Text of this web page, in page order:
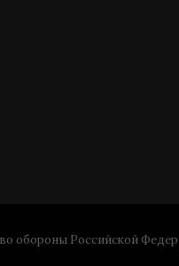
обороны Российской